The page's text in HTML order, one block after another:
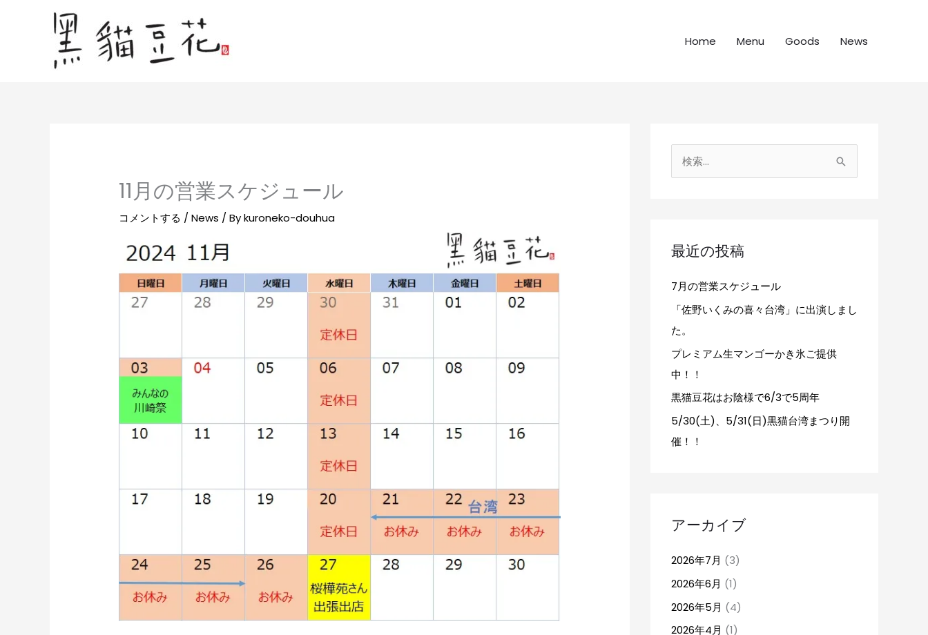
Home Menu Goods News
11月の営業スケジュール
コメントする /News / Bykuroneko-douhua
:最近の投稿
7月の営業スケジュール
「佐野いくみの喜々台湾」に出演しまし
た。
プレミアム生マンゴーかき氷ご提供
中！！
黒猫豆花はお陰様で6/3で5周年
5/30(土)、5/31(日)黒猫台湾まつり開
催！！
アーカイブ
2026年7月 (3)
2026年6月 (1)
2026年5月 (4)
2026年4月 (1)